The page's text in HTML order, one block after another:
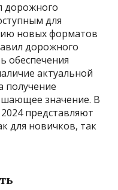
дорожного
для
новых форматов
дорожного
обеспечения
актуальной
получение
значение. В
представляют
для новичков, так